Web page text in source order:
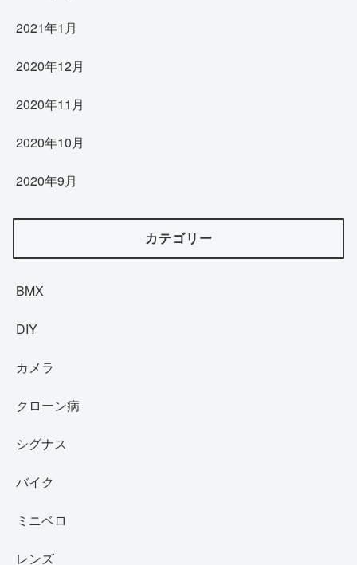
2021年1月
2020年12月
2020年11月
2020年10月
2020年9月
カテゴリー
BMX
DIY
カメラ
クローン病
シグナス
バイク
ミニベロ
レンズ